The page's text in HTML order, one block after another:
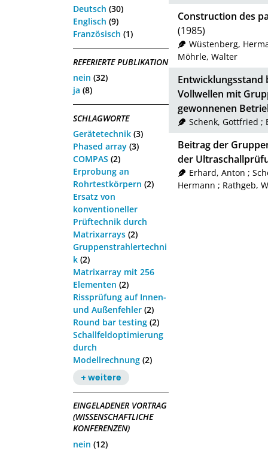
Deutsch (30)
Englisch (9)
Französisch (1)
REFERIERTE PUBLIKATION
nein (32)
ja (8)
SCHLAGWORTE
Gerätetechnik (3)
Phased array (3)
COMPAS (2)
Erprobung an
Rohrtestkörpern (2)
Ersatz von
konventioneller
Prüftechnik durch
Matrixarrays (2)
Gruppenstrahlertechni
k (2)
Matrixarray mit 256
Elementen (2)
Rissprüfung auf Innen-
und Außenfehler (2)
Round bar testing (2)
Schallfeldoptimierung
durch
Modellrechnung (2)
+ weitere
EINGELADENER VORTRAG
(WISSENSCHAFTLICHE
KONFERENZEN)
nein (12)
Construction des
(1985)
Wüstenberg,
Möhrle, Walter
Entwicklungsstand
Vollwellen mit
gewonnenen
Schenk, Gottfried ;
Beitrag der
der
Erhard, Anton ;
Hermann ; Rathgeb,